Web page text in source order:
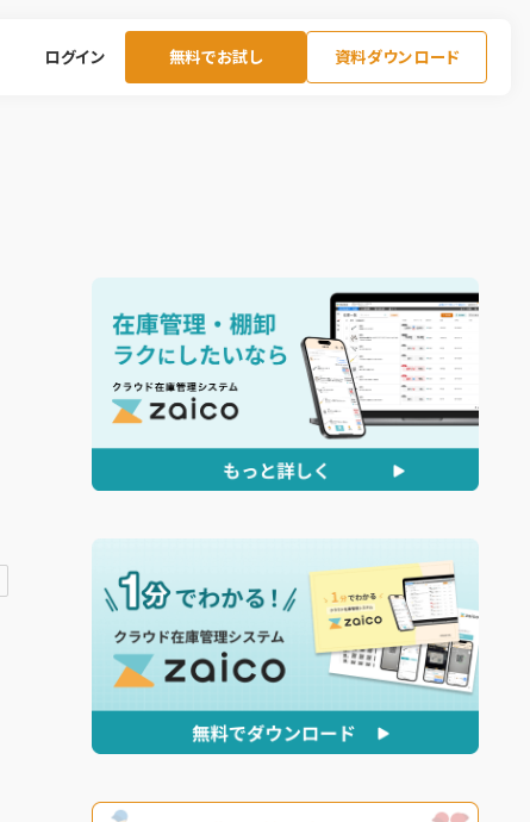
ログイン 無料でお試し 資料ダウンロード